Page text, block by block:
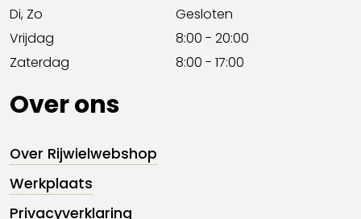
Di, Zo
Gesloten
Vrijdag
8:00 - 20:00
Zaterdag
8:00 - 17:00
Over ons
Over Rijwielwebshop
Werkplaats
Privacyverklaring